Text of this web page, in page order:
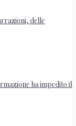
delle
ha impedito il